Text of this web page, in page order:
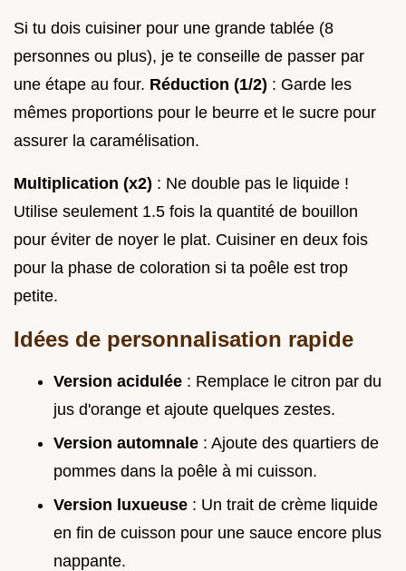
Si tu dois cuisiner pour une grande tablée (8
personnes ou plus), je te conseille de passer par
une étape au four. Réduction (1/2) : Garde les
mêmes proportions pour le beurre et le sucre pour
assurer la caramélisation.
Multiplication (x2) : Ne double pas le liquide !
Utilise seulement 1.5 fois la quantité de bouillon
pour éviter de noyer le plat. Cuisiner en deux fois
pour la phase de coloration si ta poêle est trop
petite.
Idées de personnalisation rapide
Version acidulée : Remplace le citron par du
jus d'orange et ajoute quelques zestes.
Version automnale : Ajoute des quartiers de
pommes dans la poêle à mi cuisson.
Version luxueuse : Un trait de crème liquide
en fin de cuisson pour une sauce encore plus
nappante.